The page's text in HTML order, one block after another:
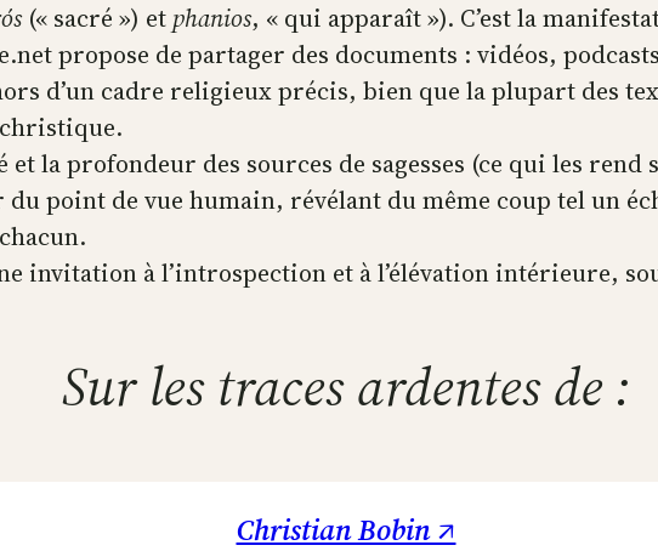
(« sacré ») et phanios, « qui apparaît »). C’est la
propose de partager des documents : vidéos,
d’un cadre religieux précis, bien que la plupart des
la profondeur des sources de sagesses (ce qui les
point de vue humain, révélant du même coup tel un
invitation à l’introspection et à l’élévation intérieure,
Sur les traces ardentes de :
Christian Bobin ↗